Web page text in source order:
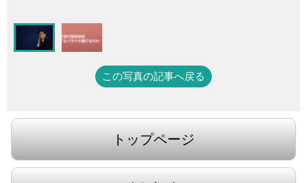
この写真の記事へ戻る
トップページ